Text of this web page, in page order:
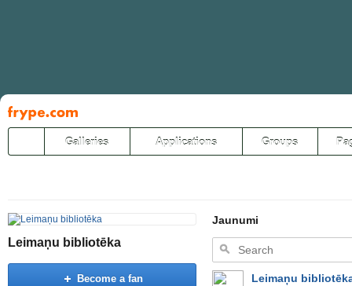
Pāriet
uz
saturu
Galleries Applications Groups
Leimaņu bibliotēka
Become a fan
Jaunumi
Leimaņu